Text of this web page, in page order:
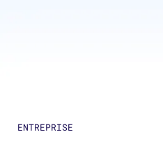
ENTREPRISE